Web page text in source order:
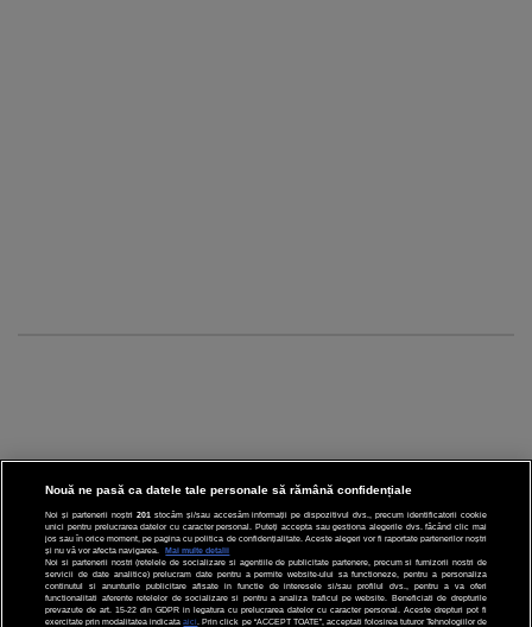
CINEMA
DIVERTISMENT
STIRI
Nouă ne pasă ca datele tale personale să rămână confidențiale
Noi și partenerii noștri 201 stocăm și/sau accesăm informații pe dispozitivul dvs., precum identificatorii cookie
unici pentru prelucrarea datelor cu caracter personal. Puteți accepta sau gestiona alegerile dvs. făcând clic mai
jos sau în orice moment, pe pagina cu politica de confidențialitate. Aceste alegeri vor fi raportate partenerilor noștri
și nu vă vor afecta navigarea.
Mai multe detalii
Noi si partenerii nostri (retelele de socializare si agentiile de publicitate partenere, precum si furnizorii nostri de
servicii de date analitice) prelucram date pentru a permite website-ului sa functioneze, pentru a personaliza
continutul si anunturile publicitare afisate in functie de interesele si/sau profilul dvs., pentru a va oferi
functionalitati aferente retelelor de socializare si pentru a analiza traficul pe website. Beneficiati de drepturile
prevazute de art. 15-22 din GDPR in legatura cu prelucrarea datelor cu caracter personal. Aceste drepturi pot fi
exercitate prin modalitatea indicataaici . Prin click pe “ACCEPT TOATE”, acceptati folosirea tuturor Tehnologiilor de